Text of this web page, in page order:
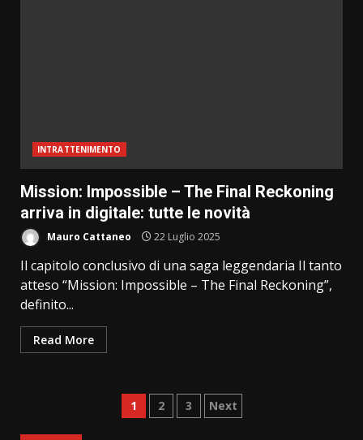
INTRATTENIMENTO
Mission: Impossible – The Final Reckoning
arriva in digitale: tutte le novità
Mauro Cattaneo 22 Luglio 2025
Il capitolo conclusivo di una saga leggendaria Il tanto
atteso “Mission: Impossible – The Final Reckoning”,
definito...
Read More
Paginazione
1 2 3 Next